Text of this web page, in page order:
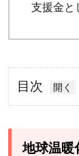
支援金と
目次
1
球
地球温暖